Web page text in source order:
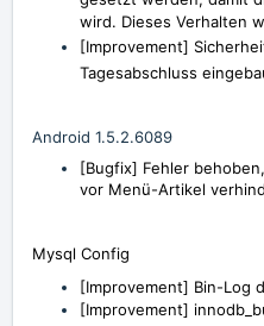
wird. Dieses Verhalten
[Improvement]
Tagesabschluss
Android 1.5.2.6089
[Bugfix] Fehler
vor Menü-Artikel
Mysql Config
[Improvement] Bin-Log
[Improvement]